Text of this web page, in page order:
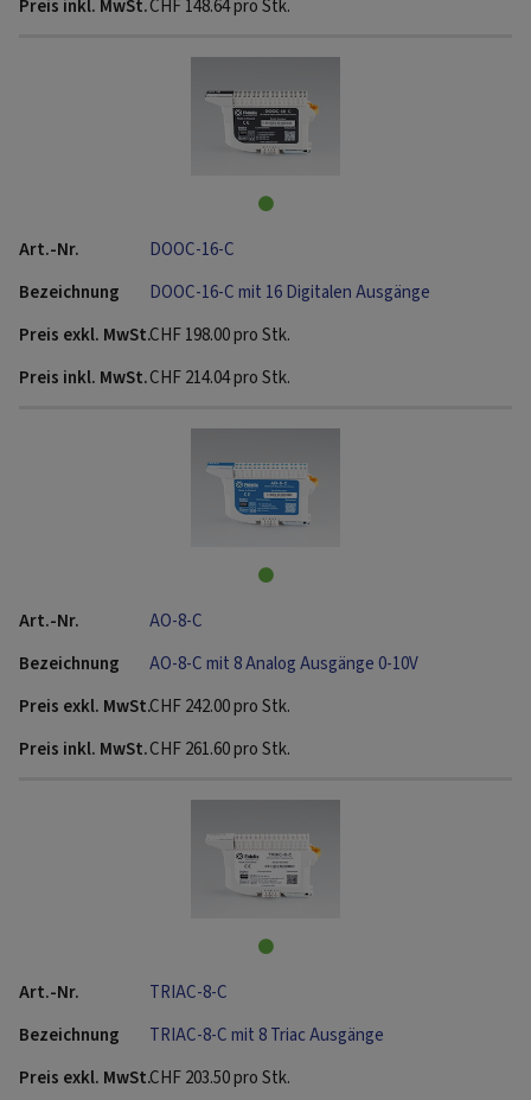
CHF 148.64pro Stk.
DOOC-16-C
DOOC-16-C mit 16 Digitalen Ausgänge
CHF198.00pro Stk.
CHF214.04pro Stk.
AO-8-C
AO-8-C mit 8 Analog Ausgänge 0-10V
CHF242.00pro Stk.
CHF261.60pro Stk.
TRIAC-8-C
TRIAC-8-C mit 8 Triac Ausgänge
CHF203.50pro Stk.